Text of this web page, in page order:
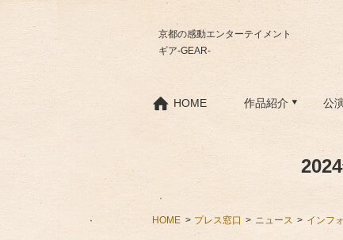
京都の感動エンターテイメント
ギア-GEAR-
HOME 作品紹介 公
HOME プレス窓口 ニュース インフ